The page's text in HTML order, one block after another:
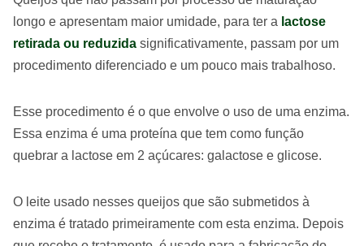
longo e apresentam maior umidade, para ter a lactose
retirada ou reduzida significativamente, passam por um
procedimento diferenciado e um pouco mais trabalhoso.
Esse procedimento é o que envolve o uso de uma enzima.
Essa enzima é uma proteína que tem como função
quebrar a lactose em 2 açúcares: galactose e glicose.
O leite usado nesses queijos que são submetidos à
enzima é tratado primeiramente com esta enzima. Depois